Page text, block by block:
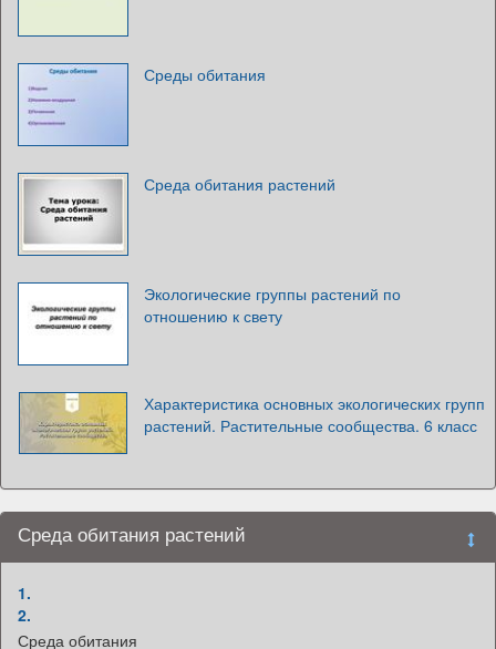
Среды обитания
Среда обитания растений
Экологические группы растений по
отношению к свету
Характеристика основных экологических групп
растений. Растительные сообщества. 6 класс
Среда обитания растений
1.
2.
Среда обитания